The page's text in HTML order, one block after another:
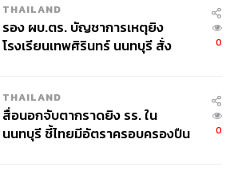
THAILAND
รอง ผบ.ตร. บัญชาการเหตุยิง
โรงเรียนเทพศิรินทร์ นนทบุรี สั่ง
0
THAILAND
สื่อนอกจับตากราดยิง รร. ใน
นนทบุรี ชี้ไทยมีอัตราครอบครองปืน
0